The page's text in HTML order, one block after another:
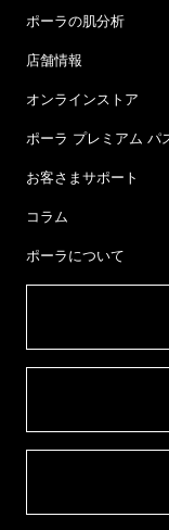
ポーラの肌分析
店舗情報
オンラインストア
ポーラ プレミアム パ
お客さまサポート
コラム
ポーラについて